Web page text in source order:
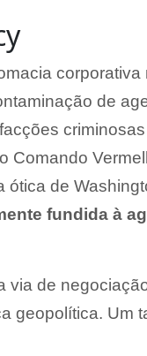
de
Comando
ótica de
fundida à
via de
geopolítica. Um